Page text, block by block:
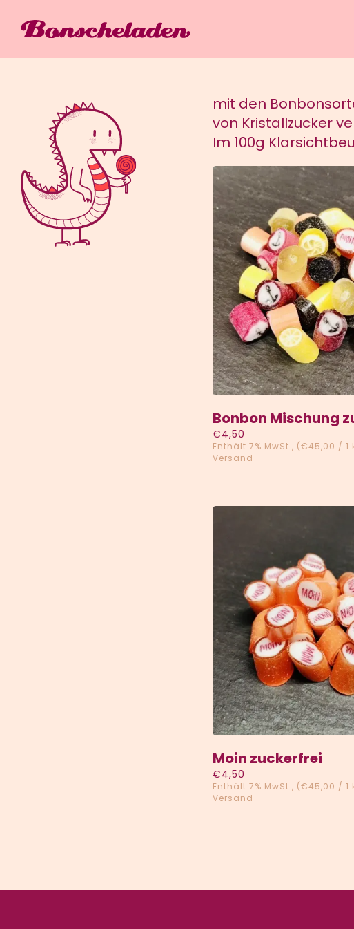
Inhalt
mit den
von Kristallzucker
Im 100g
HINZUFÜGEN /
Bonbon Mischung
€4,50
Enthält 7% MwSt. (€45,00 / 1
Versand
HINZUFÜGEN /
Moin zuckerfrei
€4,50
Enthält 7% MwSt. (€45,00 / 1
Versand